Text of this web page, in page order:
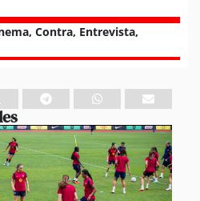
, Contra, Entrevista,